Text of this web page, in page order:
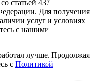
статьей 437
Для получения
услуг и условиях
с нашими
лучше. Продолжая
c Политикой